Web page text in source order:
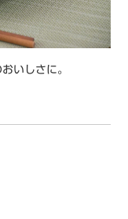
いしさに。